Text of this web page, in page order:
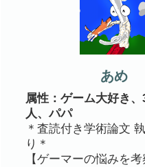
あめ
属性：ゲーム大好き
人、パパ
＊査読付き学術論文
り＊
【ゲーマーの悩みを